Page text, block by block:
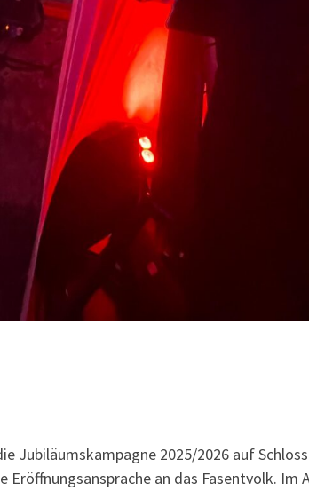
Jubiläumskampagne 2025/2026 auf
an das Fasentvolk. Im